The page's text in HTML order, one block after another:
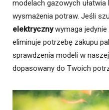
modelach gazowych
wysmażenia potraw. Jeśli
elektrycznywymaga jedynie
eliminuje potrzebę zakupu
sprawdzenia modeli w
dopasowany do Twoich